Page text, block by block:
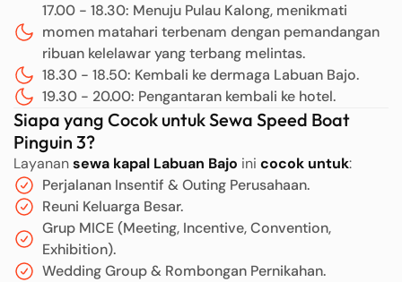
17.00 - 18.30: Menuju Pulau Kalong, menikmati
momen matahari terbenam dengan pemandangan
ribuan kelelawar yang terbang melintas.
18.30 - 18.50: Kembali ke dermaga Labuan Bajo.
19.30 - 20.00: Pengantaran kembali ke hotel.
Siapa yang Cocok untuk Sewa Speed Boat
Pinguin 3?
Layanansewa kapal Labuan Bajo ini cocok untuk:
Perjalanan Insentif & Outing Perusahaan.
Reuni Keluarga Besar.
Grup MICE (Meeting, Incentive, Convention,
Exhibition).
Wedding Group & Rombongan Pernikahan.